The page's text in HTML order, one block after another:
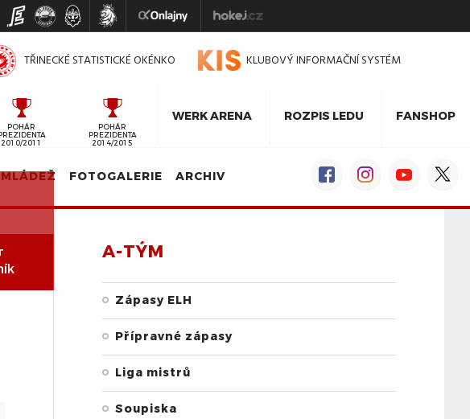
TŘINECKÉ STATISTICKÉ OKÉNKO KLUBOVÝ INFORMAČNÍ SYSTÉM
POHÁR
2010/2011
POHÁR
PREZIDENTA
2014/2015
WERK ARENA ROZPIS LEDU FANSHOP
MLÁDEŽ FOTOGALERIE ARCHIV
A-TÝM
Zápasy ELH
Přípravné zápasy
Liga mistrů
Soupiska